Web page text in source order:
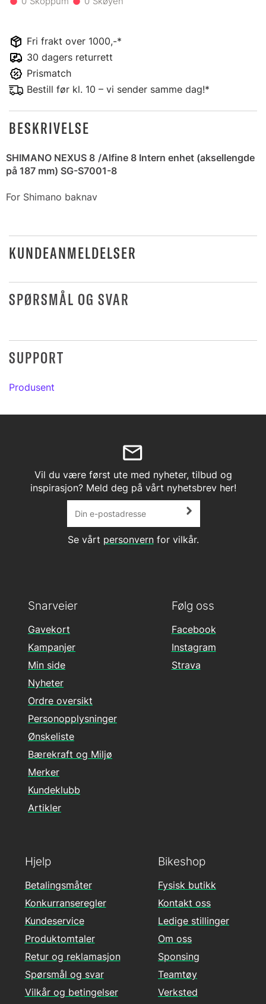
Fri frakt over 1000,-*
30 dagers returrett
Prismatch
Bestill før kl. 10 – vi sender samme dag!*
BESKRIVELSE
SHIMANO NEXUS 8 /Alfine 8 Intern enhet (aksellengde
på 187 mm) SG-S7001-8
For Shimano baknav
KUNDEANMELDELSER
SPØRSMÅL OG SVAR
SUPPORT
Produsent
Vil du være først ute med nyheter, tilbud og
inspirasjon? Meld deg på vårt nyhetsbrev her!
Se vårt personvernfor vilkår.
Følg oss
Facebook
Instagram
Strava
Hjelp
Betalingsmåter
Konkurranseregler
Kundeservice
Produktomtaler
Retur og reklamasjon
Spørsmål og svar
Vilkår og betingelser
Snarveier
Gavekort
Kampanjer
Min side
Nyheter
Ordre oversikt
Personopplysninger
Ønskeliste
Bærekraft og Miljø
Merker
Kundeklubb
Artikler
Bikeshop
Fysisk butikk
Kontakt oss
Ledige stillinger
Om oss
Sponsing
Teamtøy
Verksted